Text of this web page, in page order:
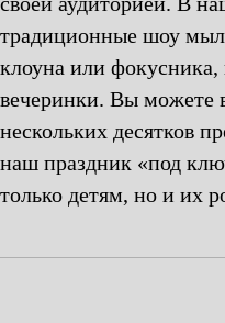
традиционные шоу
клоуна или
вечеринки. Вы можете
нескольких десятков
наш праздник «под
только детям, но и их